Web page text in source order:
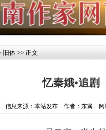
旧体 >> 正文
忆秦娥•追剧
信息来源：本站发布 作者：东篱 阅